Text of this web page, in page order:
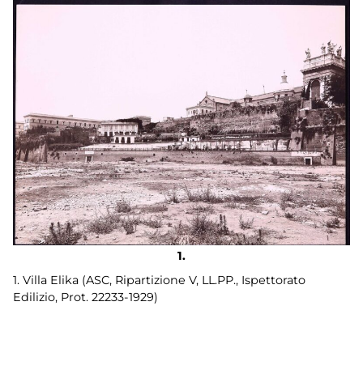
1. Villa Elika (ASC, Ripartizione V, LL.PP., Ispettorato
Edilizio, Prot. 22233-1929)